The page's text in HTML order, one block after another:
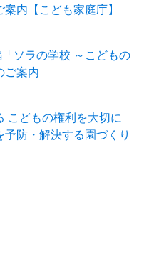
内【こども家庭庁】
ソラの学校 ～こどもの
ご案内
こどもの権利を大切に
防・解決する園づくり